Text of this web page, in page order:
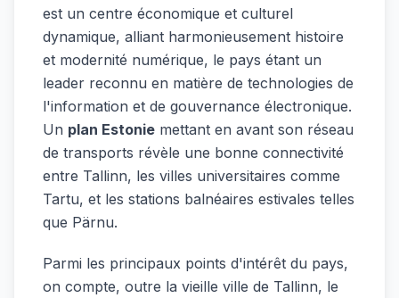
est un centre économique et culturel
dynamique, alliant harmonieusement histoire
et modernité numérique, le pays étant un
leader reconnu en matière de technologies de
l'information et de gouvernance électronique.
Un plan Estonie mettant en avant son réseau
de transports révèle une bonne connectivité
entre Tallinn, les villes universitaires comme
Tartu, et les stations balnéaires estivales telles
que Pärnu.
Parmi les principaux points d'intérêt du pays,
on compte, outre la vieille ville de Tallinn, le